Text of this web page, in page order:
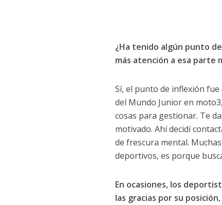
¿Ha tenido algún punto
más atención a esa parte
Sí, el punto de inflexión
del Mundo Junior en
cosas para gestionar. Te
motivado. Ahí decidí
de frescura mental.
deportivos, es porque
En ocasiones, los
las gracias por su